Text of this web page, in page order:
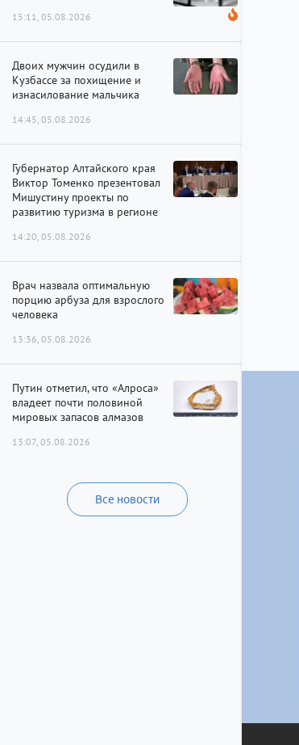
15:11, 05.08.2026
Двоих мужчин осудили в
Кузбассе за похищение и
изнасилование мальчика
14:45, 05.08.2026
Губернатор Алтайского края
Виктор Томенко презентовал
Мишустину проекты по
развитию туризма в регионе
14:20, 05.08.2026
Врач назвала оптимальную
порцию арбуза для взрослого
человека
13:36, 05.08.2026
Путин отметил, что «Алроса»
владеет почти половиной
мировых запасов алмазов
13:07, 05.08.2026
Все новости